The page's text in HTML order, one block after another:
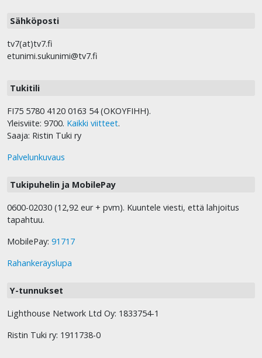
Sähköposti
tv7(at)tv7.fi
etunimi.sukunimi@tv7.fi
Tukitili
FI75 5780 4120 0163 54 (OKOYFIHH).
Yleisviite: 9700. Kaikki viitteet.
Saaja: Ristin Tuki ry
Palvelunkuvaus
Tukipuhelin ja MobilePay
0600-02030 (12,92 eur + pvm). Kuuntele viesti, että lahjoitus
tapahtuu.
MobilePay: 91717
Rahankeräyslupa
Y-tunnukset
Lighthouse Network Ltd Oy: 1833754-1
Ristin Tuki ry: 1911738-0